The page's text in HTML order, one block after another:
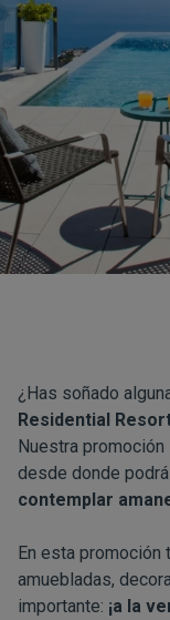
¿Has soñado
Residential
Nuestra promoción
desde donde
contemplar
En esta promoción
amuebladas,
importante: ¡a la